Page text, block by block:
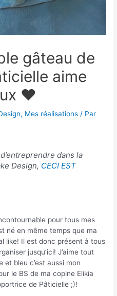
gâteau de
aime
♥
, Mes réalisations / Par
dans la
Design, CECI EST
pour tous mes
né en même temps que ma
like! Il est donc présent à tous
jusqu’ici! J’aime tout
bleu c’est aussi mon
le BS de ma copine Elikia
de Pâticielle ;)!